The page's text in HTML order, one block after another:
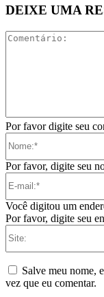
DEIXE UMA
Por favor digite seu
Por favor, digite seu
Você digitou um
Por favor, digite seu
Salve meu nome,
vez que eu comentar.